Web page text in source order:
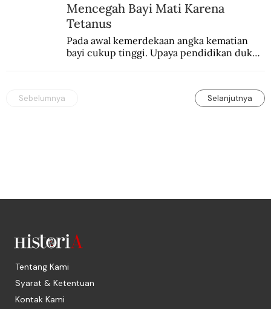
Mencegah Bayi Mati Karena
Tetanus
Pada awal kemerdekaan angka kematian
bayi cukup tinggi. Upaya pendidikan dukun
Sebelumnya Selanjutnya
Tentang Kami
Syarat & Ketentuan
Kontak Kami